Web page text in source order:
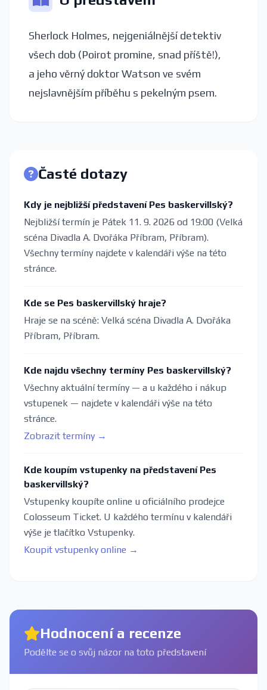
Sherlock Holmes, nejgeniálnější detektiv
všech dob (Poirot promine, snad příště!),
a jeho věrný doktor Watson ve svém
nejslavnějším příběhu s pekelným psem.
Časté dotazy
Kdy je nejbližší představení Pes baskervillský?
Nejbližší termín je Pátek 11. 9. 2026 od 19:00 (Velká
scéna Divadla A. Dvořáka Příbram, Příbram).
Všechny termíny najdete v kalendáři výše na této
stránce.
Kde se Pes baskervillský hraje?
Hraje se na scéně: Velká scéna Divadla A. Dvořáka
Příbram, Příbram.
Kde najdu všechny termíny Pes baskervillský?
Všechny aktuální termíny — a u každého i nákup
vstupenek — najdete v kalendáři výše na této
stránce.
Zobrazit termíny →
Kde koupím vstupenky na představení Pes
baskervillský?
Vstupenky koupíte online u oficiálního prodejce
Colosseum Ticket. U každého termínu v kalendáři
výše je tlačítko Vstupenky.
Koupit vstupenky online →
Hodnocení a recenze
Podělte se o svůj názor na toto představení